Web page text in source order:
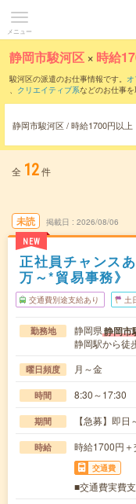
メニュー
静岡市駿河区 × 時給
駿河区の派遣のお仕事情報です。
、 クリエイティブ系などのお仕事を
静岡市駿河区 / 時給1700円以上
全 12件
未読
NEW
掲載日 2026/08/06
正社員チャンス
万～*貿易事務》
交通費別途支給あり 土
勤務地 静岡県静岡市
静岡駅から徒
曜日頻度 月～金
時間 8:30～17:30
期間 【急募】即
時給 時給1700円＋
交通費
■交通費実費